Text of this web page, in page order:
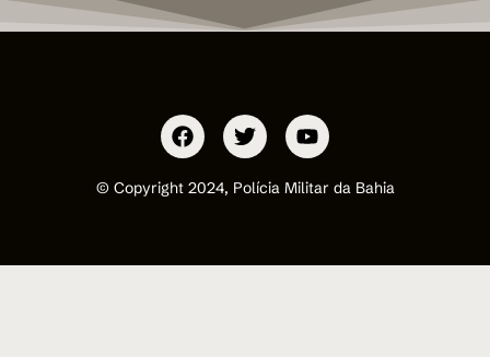
© Copyright 2024, Polícia Militar da Bahia